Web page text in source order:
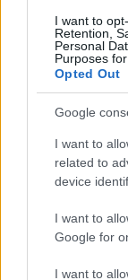
I want to
Retention,
Personal
Purposes
Opted Out
Google
I want to
related to
device
I want to
Google for
I want to
είναι
Πιο
Βγήκαν
για τη
Γρατσία
κίνημα
Χανίων